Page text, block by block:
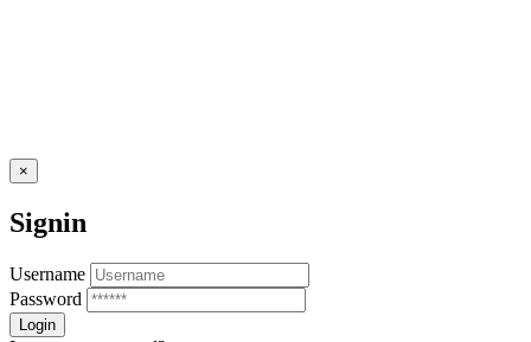
×
Signin
Username
Password